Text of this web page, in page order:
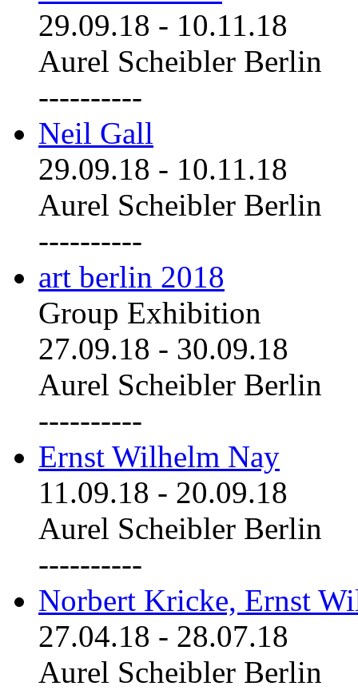
29.09.18 - 10.11.18
Aurel Scheibler Berlin
----------
Neil Gall
29.09.18 - 10.11.18
Aurel Scheibler Berlin
----------
art berlin 2018
Group Exhibition
27.09.18 - 30.09.18
Aurel Scheibler Berlin
----------
Ernst Wilhelm Nay
11.09.18 - 20.09.18
Aurel Scheibler Berlin
----------
Norbert Kricke, Ernst
27.04.18 - 28.07.18
Aurel Scheibler Berlin